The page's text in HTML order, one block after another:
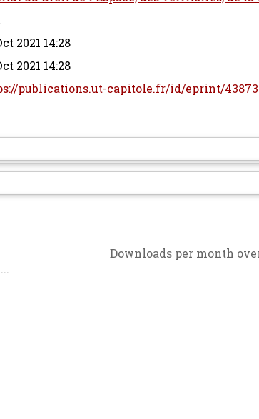
2021 14:28
2021 14:28
publications.ut-capitole.fr/id/eprint/43873
Downloads per month